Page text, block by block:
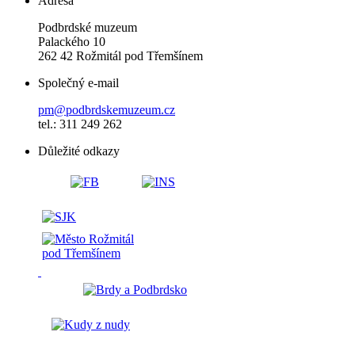
Podbrdské muzeum
Palackého 10
262 42 Rožmitál pod Třemšínem
Společný e-mail
pm@podbrdskemuzeum.cz
tel.: 311 249 262
Důležité odkazy